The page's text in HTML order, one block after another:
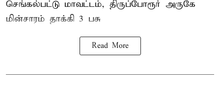
செங்கல்பட்டு மாவட்டம், திருப்போரூர் அருகே
மின்சாரம் தாக்கி 3 பசு
Read More